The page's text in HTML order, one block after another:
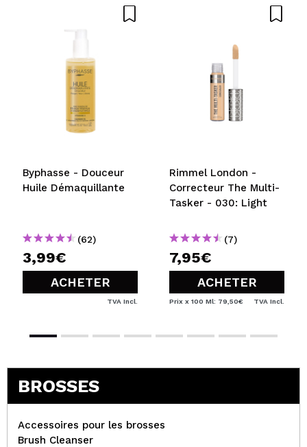
Recommandez-vous cet achat?
Byphasse - Douceur
Huile Démaquillante
(62)
3,99€
ACHETER
TVA Incl.
Rimmel London -
Correcteur The Multi-
Tasker - 030: Light
(7)
7,95€
ACHETER
Prix x 100 Ml: 79,50€ TVA Incl.
BROSSES
Accessoires pour les brosses
Brush Cleanser